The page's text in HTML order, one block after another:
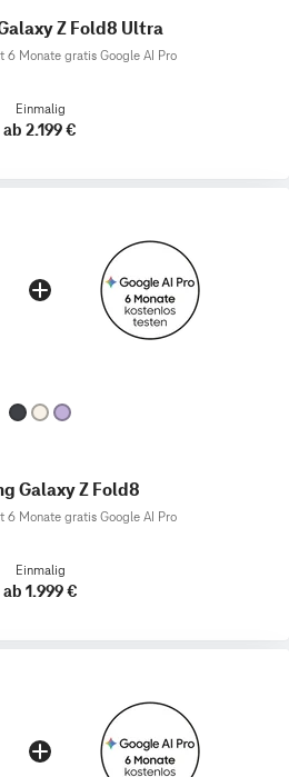
Z Fold8 Ultra
6 Monate gratis Google AI Pro
Einmalig
ab 2.199 €
Galaxy Z Fold8
6 Monate gratis Google AI Pro
Einmalig
ab 1.999 €